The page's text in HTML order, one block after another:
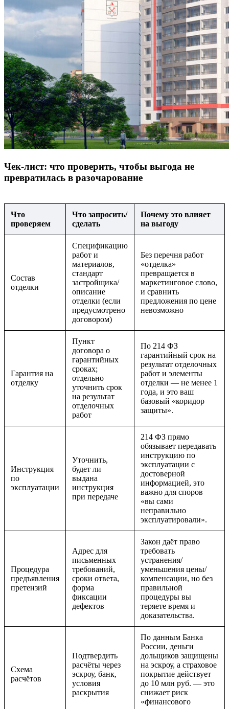
Чек-лист: что проверить, чтобы выгода не
превратилась в разочарование
Что
проверяем
Что запросить/
сделать
Почему это влияет
на выгоду
Состав
отделки
Спецификацию
работ и
материалов,
стандарт
застройщика/
описание
отделки (если
предусмотрено
договором)
Без перечня работ
«отделка»
превращается в
маркетинговое слово,
и сравнить
предложения по цене
невозможно
Гарантия на
отделку
Пункт
договора о
гарантийных
сроках;
отдельно
уточнить срок
на результат
отделочных
работ
По 214 ФЗ
гарантийный срок на
результат отделочных
работ и элементы
отделки — не менее 1
года, и это ваш
базовый «коридор
защиты».
Инструкция
по
эксплуатации
Уточнить,
будет ли
выдана
инструкция
при передаче
214 ФЗ прямо
обязывает передавать
инструкцию по
эксплуатации с
достоверной
информацией, это
важно для споров
«вы сами
неправильно
эксплуатировали».
Процедура
предъявления
претензий
Адрес для
письменных
требований,
сроки ответа,
форма
фиксации
дефектов
Закон даёт право
требовать
устранения/
уменьшения цены/
компенсации, но без
правильной
процедуры вы
теряете время и
доказательства.
Схема
расчётов
Подтвердить
расчёты через
эскроу, банк,
условия
раскрытия
По данным Банка
России, деньги
дольщиков защищены
на эскроу, а страховое
покрытие действует
до 10 млн руб. — это
снижает риск
«финансового